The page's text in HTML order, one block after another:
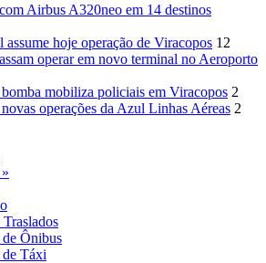
Airbus A320neo em 14 destinos
hoje operação de Viracopos 12
operar em novo terminal no Aeroporto
bomba mobiliza policiais em Viracopos 2
operações da Azul Linhas Aéreas 2
Ônibus
de Táxi